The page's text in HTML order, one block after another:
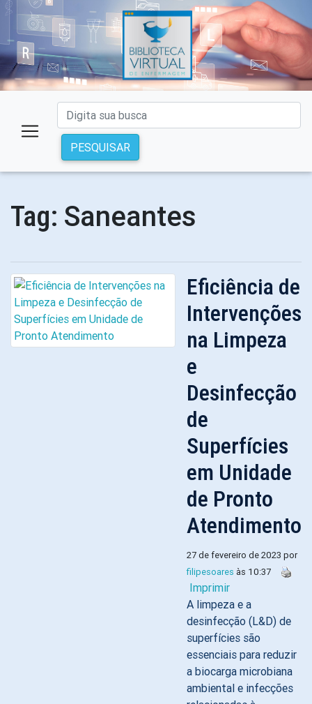
PESQUISAR
Tag: Saneantes
Eficiência de
Intervenções
na Limpeza
e
Desinfecção
de
Superfícies
em Unidade
de Pronto
Atendimento
27 de fevereiro de 2023 por
filipesoares às 10:37
Imprimir
A limpeza e a
desinfecção (L&D) de
superfícies são
essenciais para reduzir
a biocarga microbiana
ambiental e infecções